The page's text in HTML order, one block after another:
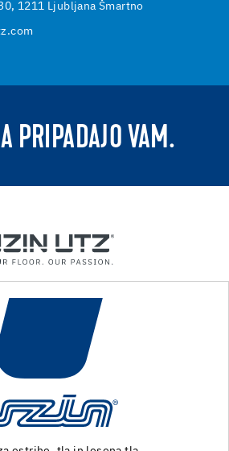
1211 Ljubljana Šmartno
PRIPADAJO VAM.